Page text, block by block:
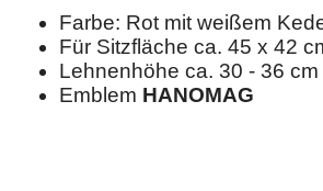
Farbe: Rot mit weißem
Für Sitzfläche ca. 45 x 42
Lehnenhöhe ca. 30 - 36 cm
Emblem HANOMAG